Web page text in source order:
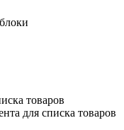
товаров
для списка товаров